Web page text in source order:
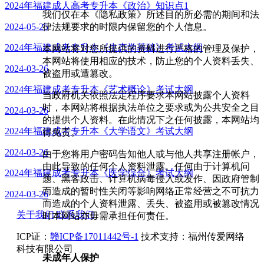
我们仅在本《隐私政策》所述目的所必需的期间和法
律法规要求的时限内保留您的个人信息。
本网站将对您所提供的资料进行严格的管理及保护，
本网站将使用相应的技术，防止您的个人资料丢失、
被盗用或遭篡改。
当政府机关依照法定程序要求本网站披露个人资料
时，本网站将根据执法单位之要求或为公共安全之目
的提供个人资料。在此情况下之任何披露，本网站均
得免责。
由于您将用户密码告知他人或与他人共享注册帐户，
由此导致的任何个人资料泄露。任何由于计算机问
题、黑客政击、计算机病毒侵入或发作、因政府管制
而造成的暂时性关闭等影响网络正常经营之不可抗力
而造成的个人资料泄露、丢失、被盗用或被篡改情况
时本网站亦毋需承担任何责任。
未成年人保护
2024年福建成人高考专升本《政治》知识点1
2024-05-25
2024年福建成考专升本《生态学基础》考试大纲
2024-03-26
2024年福建成考专升本《艺术概论》考试大纲
2024-03-26
2024年福建成考专升本《大学语文》考试大纲
2024-03-26
2024年福建成考专升本《医学综合》考试大纲
2024-03-26
关于我们 联系我们
ICP证： 赣ICP备17011442号-1 技术支持：福州传爱网络
科技有限公司